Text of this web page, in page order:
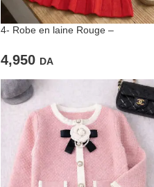
4- Robe en laine Rouge –
4,950 DA